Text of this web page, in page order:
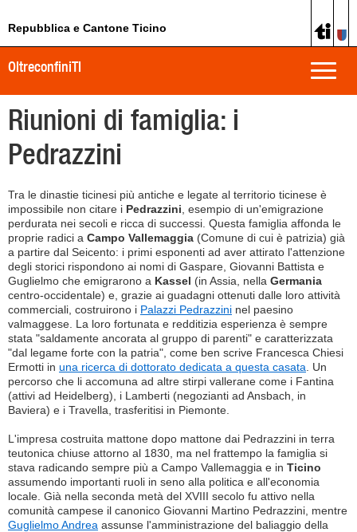
Repubblica e Cantone Ticino
Toggle
OltreconfiniTI
Riunioni di famiglia: i
Pedrazzini
Tra le dinastie ticinesi più antiche e legate al territorio ticinese è
impossibile non citare i Pedrazzini , esempio di un'emigrazione
perdurata nei secoli e ricca di successi. Questa famiglia affonda le
proprie radici a Campo Vallemaggia (Comune di cui è patrizia) già
a partire dal Seicento: i primi esponenti ad aver attirato l'attenzione
degli storici rispondono ai nomi di Gaspare, Giovanni Battista e
Guglielmo che emigrarono a Kassel (in Assia, nella Germania
centro-occidentale) e, grazie ai guadagni ottenuti dalle loro attività
commerciali, costruirono i Palazzi Pedrazzini nel paesino
valmaggese. La loro fortunata e redditizia esperienza è sempre
stata "saldamente ancorata al gruppo di parenti" e caratterizzata
"dal legame forte con la patria", come ben scrive Francesca Chiesi
Ermotti in una ricerca di dottorato dedicata a questa casata . Un
percorso che li accomuna ad altre stirpi vallerane come i Fantina
(attivi ad Heidelberg), i Lamberti (negozianti ad Ansbach, in
Baviera) e i Travella, trasferitisi in Piemonte.
L'impresa costruita mattone dopo mattone dai Pedrazzini in terra
teutonica chiuse attorno al 1830, ma nel frattempo la famiglia si
stava radicando sempre più a Campo Vallemaggia e in Ticino
assumendo importanti ruoli in seno alla politica e all'economia
locale. Già nella seconda metà del XVIII secolo fu attivo nella
comunità campese il canonico Giovanni Martino Pedrazzini, mentre
Guglielmo Andrea assunse l'amministrazione del baliaggio della